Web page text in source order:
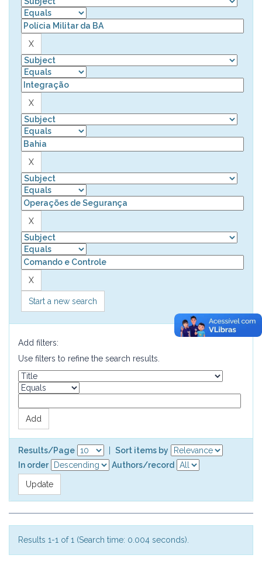
Start a new search
Add filters:
Use filters to refine the search results.
Results/Page
Sort items by
In order
Authors/record
Results 1-1 of 1 (Search time: 0.004 seconds).